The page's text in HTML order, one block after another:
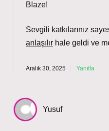
Blaze!
Sevgili katkılarınız
anlaşılır hale geldi ve
Aralık 30, 2025 Yanıtla
Yusuf